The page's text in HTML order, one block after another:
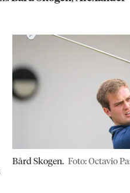
Bård Skogen. Foto: Octavio